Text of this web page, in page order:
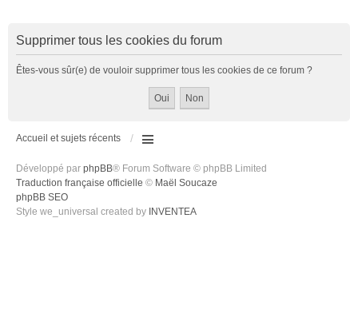
Supprimer tous les cookies du forum
Êtes-vous sûr(e) de vouloir supprimer tous les cookies de ce forum ?
Accueil et sujets récents
Développé par phpBB® Forum Software © phpBB Limited
Traduction française officielle © Maël Soucaze
phpBB SEO
Style we_universal created by INVENTEA